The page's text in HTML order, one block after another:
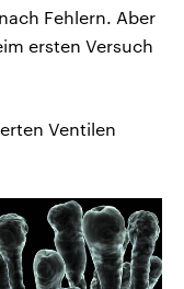
Fehlern. Aber
ersten Versuch
Ventilen